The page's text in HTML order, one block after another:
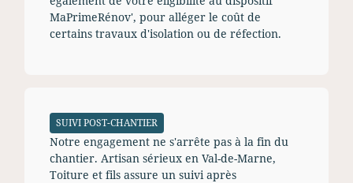
MaPrimeRénov', pour alléger le coût de
certains travaux d'isolation ou de réfection.
SUIVI POST-CHANTIER
Notre engagement ne s'arrête pas à la fin du
chantier. Artisan sérieux en Val-de-Marne,
Toiture et fils assure un suivi après